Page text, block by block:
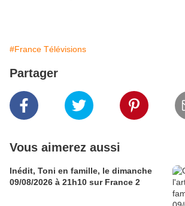
#France Télévisions
Partager
Vous aimerez aussi
Inédit, Toni en famille, le dimanche
09/08/2026 à 21h10 sur France 2